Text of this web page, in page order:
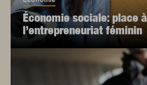
Économie sociale: place à
l’entrepreneuriat féminin